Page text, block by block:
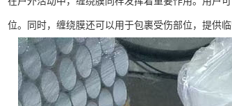
位。同时，缠绕膜还可以用于包裹受伤部位，提供